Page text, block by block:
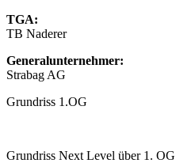
TGA:
TB Naderer
Generalunternehmer:
Strabag AG
Grundriss 1.OG
Grundriss Next Level über 1. OG